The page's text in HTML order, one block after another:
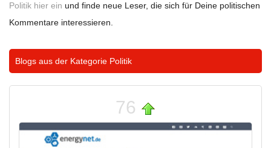
Politik hier ein und finde neue Leser, die sich für Deine politischen
Kommentare interessieren.
Blogs aus der Kategorie Politik
76